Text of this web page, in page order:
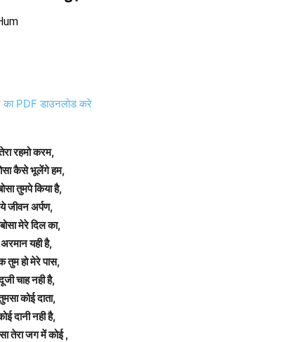
PDF डाउनलोड करे
रहमो करम,
कैसे भूलेंगे हम,
तुमपे किया है,
ये जीवन अर्पण,
मेरे दिल का,
अरमान यही है,
तुम हो मेरे पास,
चाह नही है,
कोई दाता,
दानी नही है,
तेरा जग में कोई ,